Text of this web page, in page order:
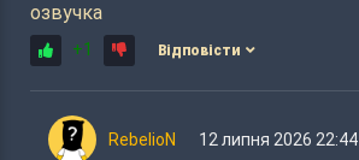
озвучка
+1 Відповісти
RebelioN 12 липня 2026 22:44